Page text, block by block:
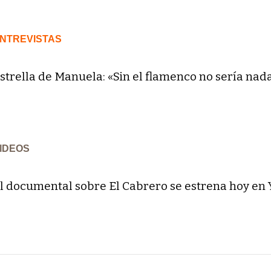
de Manuela: «Sin el flamenco no sería
documental sobre El Cabrero se estrena hoy en